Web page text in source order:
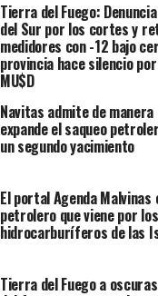
Tierra del Fuego:
del Sur por los cortes y
medidores con -12 bajo
provincia hace silencio
MU$D
Navitas admite de
expande el saqueo
un segundo yacimiento
El portal Agenda
petrolero que viene por
hidrocarburíferos de las
Tierra del Fuego a